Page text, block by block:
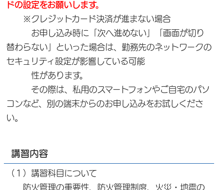
ドの設定をお願いします。
※クレジットカード決済が進まない場合
お申し込み時に「次へ進めない」「画面が切り
替わらない」といった場合は、勤務先のネットワークの
セキュリティ設定が影響している可能
性があります。
その際は、私用のスマートフォンやご自宅のパソ
コンなど、別の端末からのお申し込みをお試しくださ
い。
講習内容
（１）講習科目について
防火管理の重要性、防火管理制度、火災・地震の